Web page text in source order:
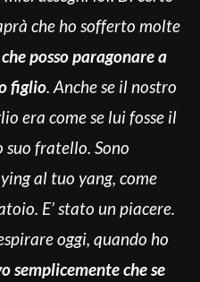
che ho sofferto molte
posso paragonare a
figlio. Anche se il nostro
era come se lui fosse il
suo fratello. Sono
al tuo yang, come
E’ stato un piacere.
oggi, quando ho
semplicemente che se